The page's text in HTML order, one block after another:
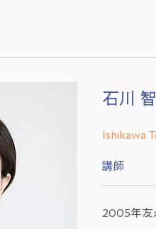
石川
Ishikawa
講師
2005年友